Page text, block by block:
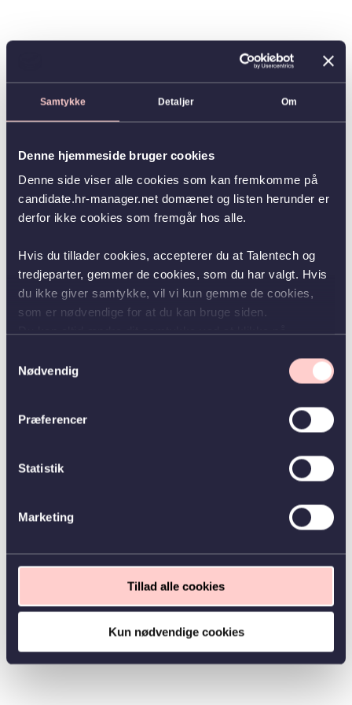
Samtykke Detaljer Om
Denne hjemmeside bruger cookies
Denne side viser alle cookies som kan fremkomme på
candidate.hr-manager.net domænet og listen herunder er
derfor ikke cookies som fremgår hos alle.
Hvis du tillader cookies, accepterer du at Talentech og
tredjeparter, gemmer de cookies, som du har valgt. Hvis
du ikke giver samtykke, vil vi kun gemme de cookies,
som er nødvendige for at du kan bruge siden.
Nødvendig
Præferencer
Statistik
Marketing
Tillad alle cookies
Kun nødvendige cookies